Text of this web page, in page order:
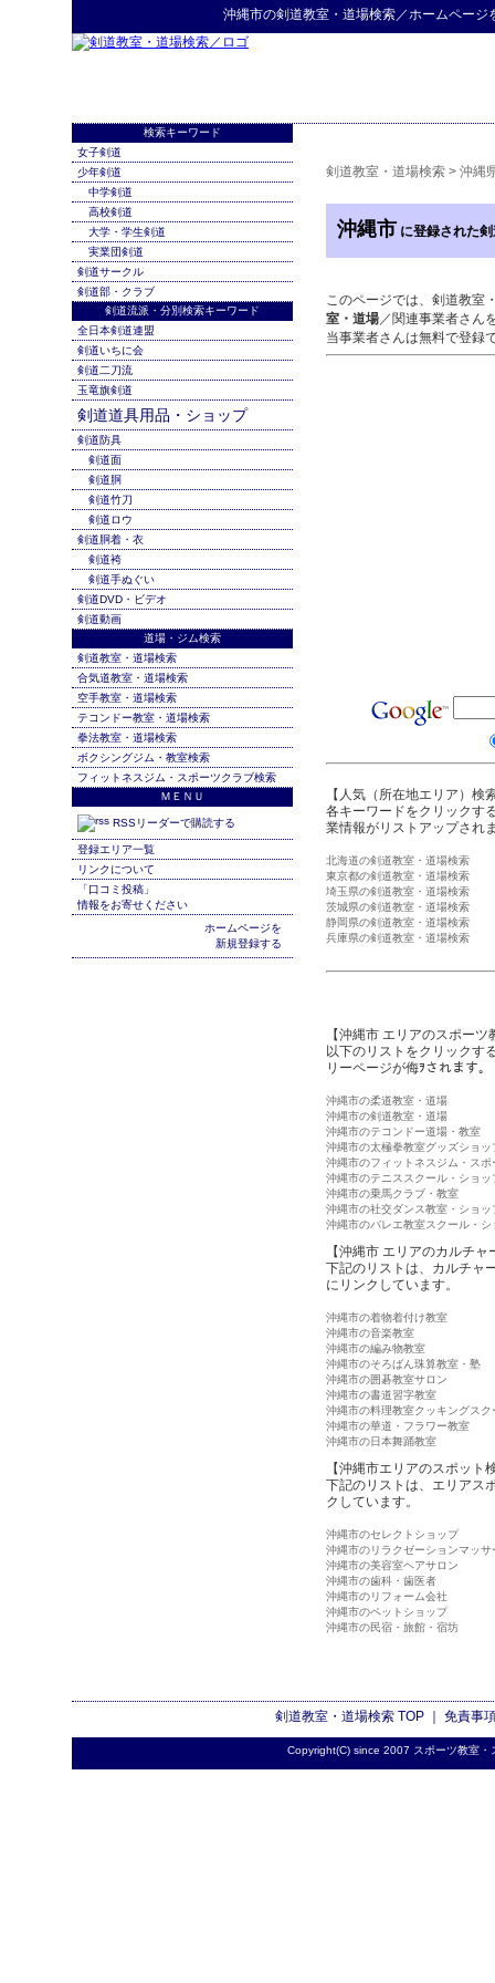
沖縄市の剣道教室・道場検索／ホームページ
剣道教室・道場検索 > 沖縄
沖縄市 に登録された
このページでは、剣道教室
室・道場／関連事業者さん
当事業者さんは無料で登録
【人気（所在地エリア）検
各キーワードをクリックす
業情報がリストアップされ
北海道の剣道教室・道場検索
東京都の剣道教室・道場検索
埼玉県の剣道教室・道場検索
茨城県の剣道教室・道場検索
静岡県の剣道教室・道場検索
兵庫県の剣道教室・道場検索
【沖縄市 エリアのスポー
以下のリストをクリックす
リーページが侮ｦされます。
沖縄市の柔道教室・道場
沖縄市の剣道教室・道場
沖縄市のテコンドー道場・教室
沖縄市の太極拳教室グッズショッ
沖縄市のフィットネスジム・スポ
沖縄市のテニススクール・ショッ
沖縄市の乗馬クラブ・教室
沖縄市の社交ダンス教室・ショッ
沖縄市のバレエ教室スクール・シ
【沖縄市 エリアのカルチ
下記のリストは、カルチャ
にリンクしています。
沖縄市の着物着付け教室
沖縄市の音楽教室
沖縄市の編み物教室
沖縄市のそろばん珠算教室・塾
沖縄市の囲碁教室サロン
沖縄市の書道習字教室
沖縄市の料理教室クッキングスク
沖縄市の華道・フラワー教室
沖縄市の日本舞踊教室
【沖縄市エリアのスポット
下記のリストは、エリアス
クしています。
沖縄市のセレクトショップ
沖縄市のリラクゼーションマッサ
沖縄市の美容室ヘアサロン
沖縄市の歯科・歯医者
沖縄市のリフォーム会社
沖縄市のペットショップ
沖縄市の民宿・旅館・宿坊
検索キーワード
女子剣道
少年剣道
中学剣道
高校剣道
大学・学生剣道
実業団剣道
剣道サークル
剣道部・クラブ
剣道流派・分別検索キーワード
全日本剣道連盟
剣道いちに会
剣道二刀流
玉竜旗剣道
剣道道具用品・ショップ
剣道防具
剣道面
剣道胴
剣道竹刀
剣道ロウ
剣道胴着・衣
剣道袴
剣道手ぬぐい
剣道DVD・ビデオ
剣道動画
道場・ジム検索
剣道教室・道場検索
合気道教室・道場検索
空手教室・道場検索
テコンドー教室・道場検索
拳法教室・道場検索
ボクシングジム・教室検索
フィットネスジム・スポーツクラブ検索
ＭＥＮＵ
RSSリーダーで購読する
登録エリア一覧
リンクについて
「口コミ投稿」
情報をお寄せください
ホームページを
新規登録する
剣道教室・道場検索TOP ｜ 免責事
Copyright(C) since 2007 スポーツ教室・